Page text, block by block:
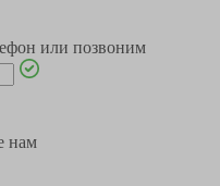
или позвоним
нам